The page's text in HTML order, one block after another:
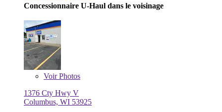
Concessionnaire U-Haul dans le voisinage
VoirPhotos
1376 Cty Hwy V
Columbus, WI 53925